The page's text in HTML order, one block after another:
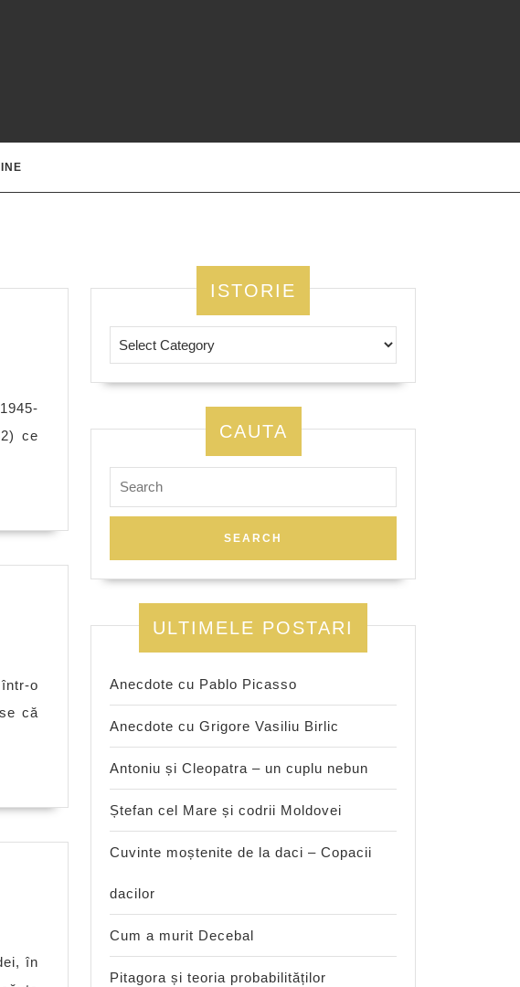
ce
o
că
în
ISTORIE
CAUTA
for:
ULTIMELE POSTARI
Anecdote cu Pablo Picasso
Anecdote cu Grigore Vasiliu Birlic
Antoniu și Cleopatra – un cuplu nebun
Ștefan cel Mare și codrii Moldovei
Cuvinte moștenite de la daci – Copacii
dacilor
Cum a murit Decebal
Pitagora și teoria probabilităților